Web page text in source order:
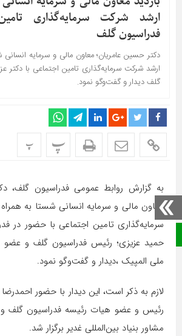
صفحه نخست
ارشد شرکت سرمایه‌گذاری
فدراسیون گلف
دکتر حسین عامریان؛ معاون مالی و سرمایه انسانی
ارشد شرکت سرمایه‌گذاری تامین اجتماعی با دکتر
گلف دیدار و گفت‌وگو نمود.
پ پ
به گزارش روابط عمومی فدراسیون گلف،
معاون مالی و سرمایه انسانی شستا به
سرمایه‌گذاری تامین اجتماعی با حضور در
حمید عزیزی؛ رئیس فدراسیون گلف و عضو
ملی المپیک ،دیدار و گفت‌وگو نمود.
لازم به ذکر است، این دیدار با حضور احمدرضا
رئیس و عضو هیات رئیسه فدراسیون گلف و
مشاور بنیاد بین‌المللی غدیر برگزار شد.